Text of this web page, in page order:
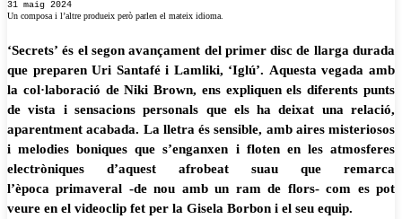
31 maig 2024
Un composa i l’altre produeix però parlen el mateix idioma.
‘Secrets’ és el segon avançament del primer disc de llarga durada
que preparen Uri Santafé i Lamliki, ‘Iglú’. Aquesta vegada amb
la col·laboració de Niki Brown, ens expliquen els diferents punts
de vista i sensacions personals que els ha deixat una relació,
aparentment acabada. La lletra és sensible, amb aires misteriosos
i melodies boniques que s’enganxen i floten en les atmosferes
electròniques d’aquest afrobeat suau que remarca
l’època primaveral -de nou amb un ram de flors- com es pot
veure en el videoclip fet per la Gisela Borbon i el seu equip.